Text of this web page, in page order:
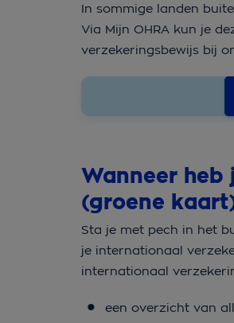
In sommige landen
Via Mijn OHRA kun je
verzekeringsbewijs bij
Wanneer
(groene
Sta je met pech in het
je internationaal
internationaal
een overzicht van